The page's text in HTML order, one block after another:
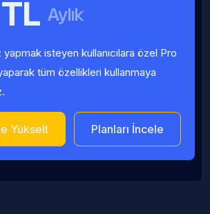
Aylık
yapmak isteyen kullanıcılara özel Pro
tüm özellikleri kullanmaya
Yükselt Planları İncele